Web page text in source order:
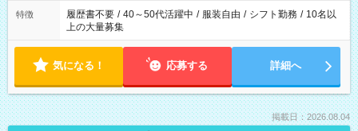
特徴 履歴書不要 / 40～50代活躍中 / 服装自由 / シフト勤務 / 10名以
上の大量募集
気になる！ 応募する 詳細へ
掲載日：2026.08.04